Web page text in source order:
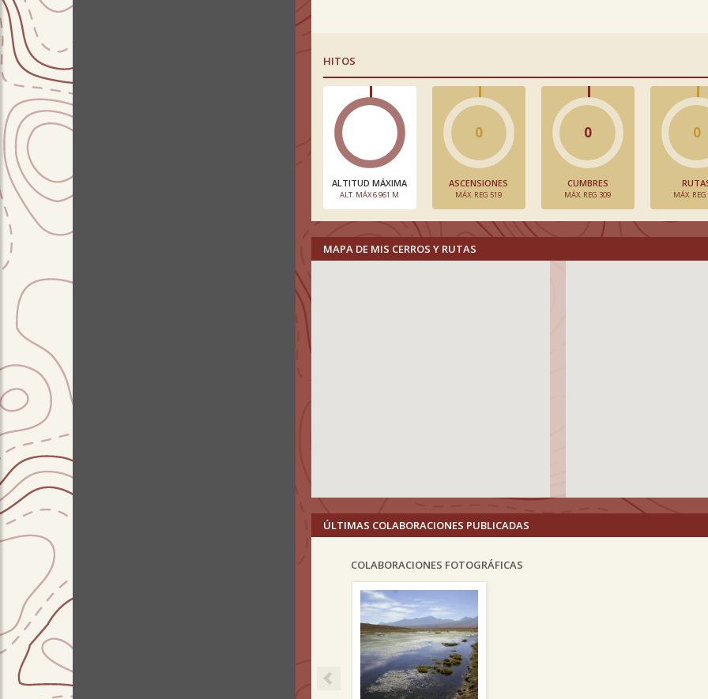
HITOS
ALTITUD MÁXIMA
ALT. MÁX 6.961 M
0
ASCENSIONES
MÁX. REG 519
0
CUMBRES
MÁX. REG 309
0
MÁX.
MAPA DE MIS CERROS Y RUTAS
ÚLTIMAS COLABORACIONES PUBLICADAS
COLABORACIONES FOTOGRÁFICAS
Previous